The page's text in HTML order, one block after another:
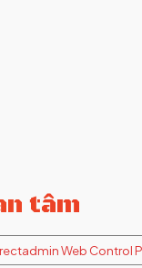
tâm
Web Control